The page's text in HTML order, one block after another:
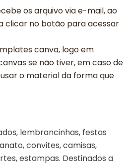
os arquivo via e-mail, ao
clicar no botão para acessar
canva, logo em
se não tiver, em caso de
o material da forma que
lembrancinhas, festas
convites, camisas,
estampas. Destinados a